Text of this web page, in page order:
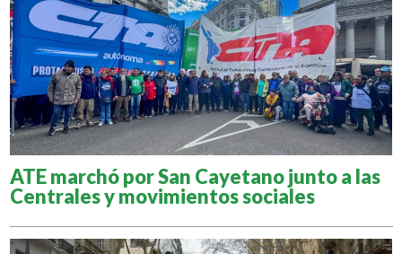
ATE marchó por San Cayetano junto a las
Centrales y movimientos sociales